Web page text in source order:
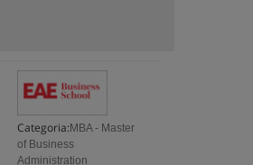
Categoria: MBA - Master
of Business
Administration